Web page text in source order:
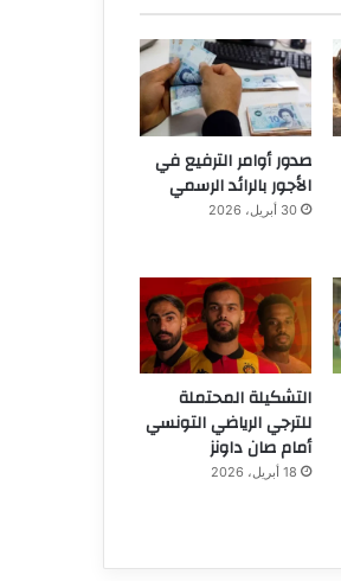
صدور أوامر الترفيع في
الأجور بالرائد الرسمي
30 أبريل، 2026
التشكيلة المحتملة
للترجي الرياضي التونسي
أمام صان داونز
18 أبريل، 2026